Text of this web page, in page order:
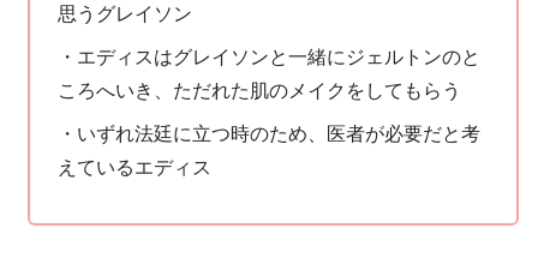
思うグレイソン
・エディスはグレイソンと一緒にジェルトンのと
ころへいき、ただれた肌のメイクをしてもらう
・いずれ法廷に立つ時のため、医者が必要だと考
えているエディス